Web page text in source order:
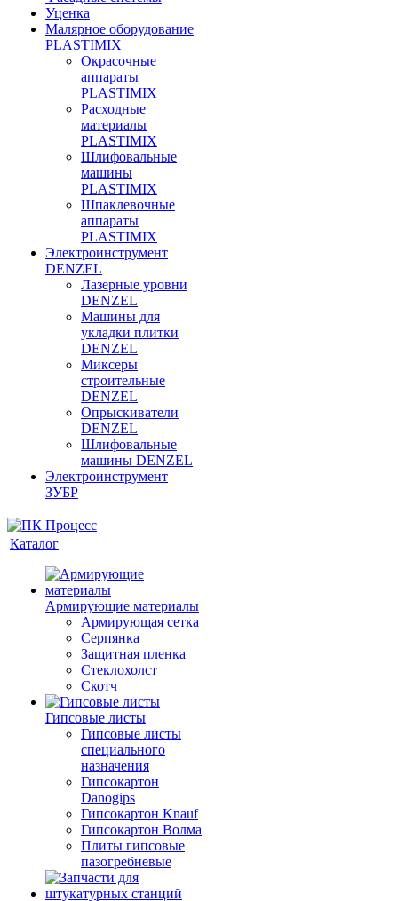
Уценка
Малярное оборудование
PLASTIMIX
Окрасочные
аппараты
PLASTIMIX
Расходные
материалы
PLASTIMIX
Шлифовальные
машины
PLASTIMIX
Шпаклевочные
аппараты
PLASTIMIX
Электроинструмент
DENZEL
Лазерные уровни
DENZEL
Машины для
укладки плитки
DENZEL
Миксеры
строительные
DENZEL
Опрыскиватели
DENZEL
Шлифовальные
машины DENZEL
Электроинструмент
ЗУБР
Каталог
Армирующие материалы
Армирующая сетка
Серпянка
Защитная пленка
Стеклохолст
Скотч
Гипсовые листы
Гипсовые листы
специального
назначения
Гипсокартон
Danogips
Гипсокартон Knauf
Гипсокартон Волма
Плиты гипсовые
пазогребневые